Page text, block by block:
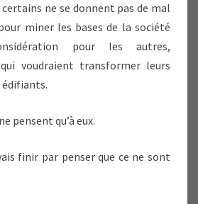
certains ne se donnent pas de mal
miner les bases de la société
pour les autres,
voudraient transformer leurs
pensent qu’à eux.
finir par penser que ce ne sont